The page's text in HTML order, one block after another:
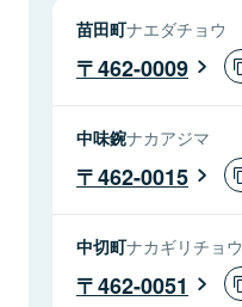
苗田町ナエダチョウ
462-0009
中味鋺ナカアジマ
462-0015
中切町ナカギリチョウ
462-0051